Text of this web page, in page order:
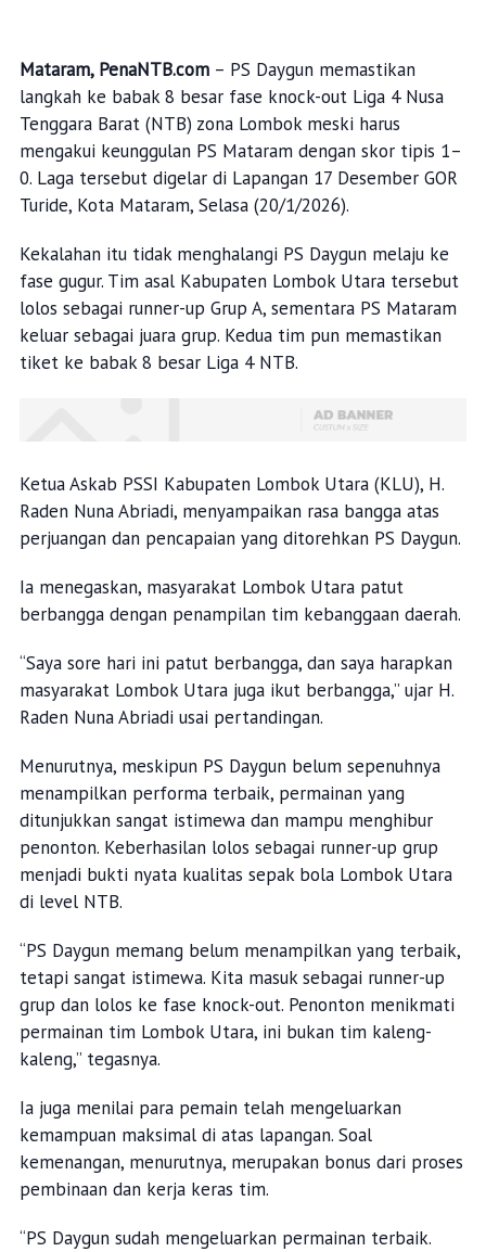
Mataram, PenaNTB.com– PS Daygun memastikan
langkah ke babak 8 besar fase knock-out Liga 4 Nusa
Tenggara Barat (NTB) zona Lombok meski harus
mengakui keunggulan PS Mataram dengan skor tipis 1–
0. Laga tersebut digelar di Lapangan 17 Desember GOR
Turide, Kota Mataram, Selasa (20/1/2026).
Kekalahan itu tidak menghalangi PS Daygun melaju ke
fase gugur. Tim asal Kabupaten Lombok Utara tersebut
lolos sebagai runner-up Grup A, sementara PS Mataram
keluar sebagai juara grup. Kedua tim pun memastikan
tiket ke babak 8 besar Liga 4 NTB.
Ketua Askab PSSI Kabupaten Lombok Utara (KLU), H.
Raden Nuna Abriadi, menyampaikan rasa bangga atas
perjuangan dan pencapaian yang ditorehkan PS Daygun.
Ia menegaskan, masyarakat Lombok Utara patut
berbangga dengan penampilan tim kebanggaan daerah.
“Saya sore hari ini patut berbangga, dan saya harapkan
masyarakat Lombok Utara juga ikut berbangga,” ujar H.
Raden Nuna Abriadi usai pertandingan.
Menurutnya, meskipun PS Daygun belum sepenuhnya
menampilkan performa terbaik, permainan yang
ditunjukkan sangat istimewa dan mampu menghibur
penonton. Keberhasilan lolos sebagai runner-up grup
menjadi bukti nyata kualitas sepak bola Lombok Utara
di level NTB.
“PS Daygun memang belum menampilkan yang terbaik,
tetapi sangat istimewa. Kita masuk sebagai runner-up
grup dan lolos ke fase knock-out. Penonton menikmati
permainan tim Lombok Utara, ini bukan tim kaleng-
kaleng,” tegasnya.
Ia juga menilai para pemain telah mengeluarkan
kemampuan maksimal di atas lapangan. Soal
kemenangan, menurutnya, merupakan bonus dari proses
pembinaan dan kerja keras tim.
“PS Daygun sudah mengeluarkan permainan terbaik.